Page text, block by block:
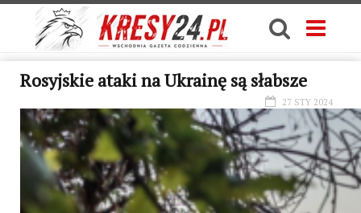
Rosyjskie ataki na Ukrainę są słabsze
27 STY 2024